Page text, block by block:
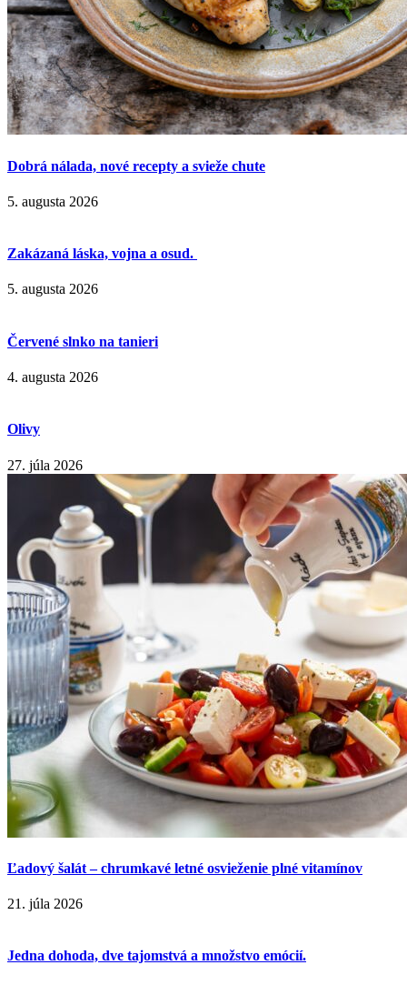
Dobrá nálada, nové recepty a svieže chute
5. augusta 2026
Zakázaná láska, vojna a osud.
5. augusta 2026
Červené slnko na tanieri
4. augusta 2026
Olivy
27. júla 2026
Ľadový šalát – chrumkavé letné osvieženie plné vitamínov
21. júla 2026
Jedna dohoda, dve tajomstvá a množstvo emócií.